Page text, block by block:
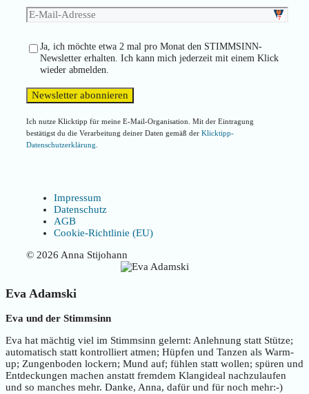
Ja, ich möchte etwa 2 mal pro Monat den STIMMSINN-
Newsletter erhalten. Ich kann mich jederzeit mit einem Klick
wieder abmelden.
Ich nutze Klicktipp für meine E-Mail-Organisation. Mit der Eintragung
bestätigst du die Verarbeitung deiner Daten gemäß der Klicktipp-
Datenschutzerklärung
Impressum
Datenschutz
AGB
Cookie-Richtlinie (EU)
© 2026 Anna Stijohann
Eva Adamski
Eva und der Stimmsinn
Eva hat mächtig viel im Stimmsinn gelernt: Anlehnung statt Stütze;
automatisch statt kontrolliert atmen; Hüpfen und Tanzen als Warm-
up; Zungenboden lockern; Mund auf; fühlen statt wollen; spüren und
Entdeckungen machen anstatt fremdem Klangideal nachzulaufen
und so manches mehr. Danke, Anna, dafür und für noch mehr:-)